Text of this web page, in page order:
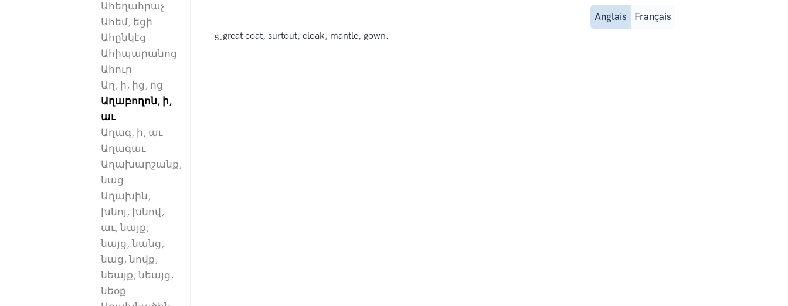
Ահեղահրաչ
Ահեմ, եցի
Ահընկէց
Ահիպարանոց
Ահուր
Աղ, ի, ից, ոց
Աղաբողոն, ի,
աւ
Աղագ, ի, աւ
Աղագաւ
Աղախարշանք,
նաց
Աղախին,
խնոյ, խնով,
աւ, նայք,
նայց, նանց,
նաց, նովք,
նեայք, նեայց,
նեօք
Anglais Français
s.great coat, surtout, cloak, mantle, gown.